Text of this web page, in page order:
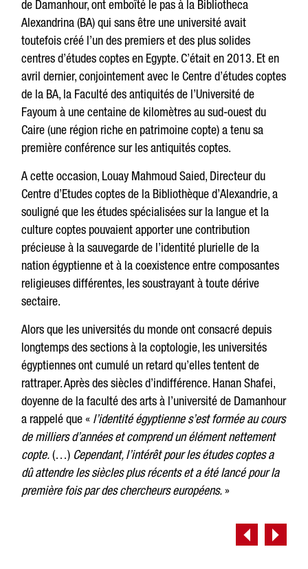
de Damanhour, ont emboîté le pas à la Bibliotheca
Alexandrina (BA) qui sans être une université avait
toutefois créé l’un des premiers et des plus solides
centres d’études coptes en Egypte. C’était en 2013. Et en
avril dernier, conjointement avec le Centre d’études coptes
de la BA, la Faculté des antiquités de l’Université de
Fayoum à une centaine de kilomètres au sud-ouest du
Caire (une région riche en patrimoine copte) a tenu sa
première conférence sur les antiquités coptes.
A cette occasion, Louay Mahmoud Saied, Directeur du
Centre d’Etudes coptes de la Bibliothèque d’Alexandrie, a
souligné que les études spécialisées sur la langue et la
culture coptes pouvaient apporter une contribution
précieuse à la sauvegarde de l’identité plurielle de la
nation égyptienne et à la coexistence entre composantes
religieuses différentes, les soustrayant à toute dérive
sectaire.
Alors que les universités du monde ont consacré depuis
longtemps des sections à la coptologie, les universités
égyptiennes ont cumulé un retard qu’elles tentent de
rattraper. Après des siècles d’indifférence. Hanan Shafei,
doyenne de la faculté des arts à l’université de Damanhour
a rappelé que « l’identité égyptienne s’est formée au cours
de milliers d’années et comprend un élément nettement
copte.(…) Cependant, l’intérêt pour les études coptes a
dû attendre les siècles plus récents et a été lancé pour la
première fois par des chercheurs européens.»